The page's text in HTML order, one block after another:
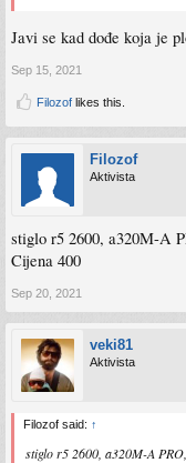
Javi se kad dođe koja je
Sep 15, 2021
Filozof likes this.
Filozof
Aktivista
stiglo r5 2600, a320M-A
Cijena 400
Sep 20, 2021
veki81
Aktivista
Filozof said: ↑
stiglo r5 2600, a320M-A